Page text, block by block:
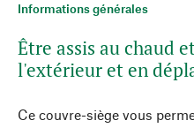
Informations générales
Être assis au chaud
l'extérieur et en
Ce couvre-siège vous